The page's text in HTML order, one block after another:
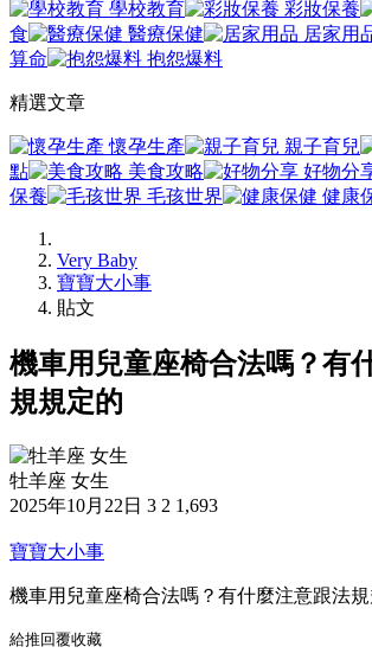
學校教育
彩妝保養
食
醫療保健 居家用
算命
抱怨爆料
精選文章
懷孕生產 親子育兒
點
美食攻略 好物分
保養
毛孩世界 健康
Very Baby
寶寶大小事
貼文
機車用兒童座椅合法嗎？有
規規定的
牡羊座 女生
2025年10月22日 3 2 1,693
寶寶大小事
機車用兒童座椅合法嗎？有什麼注意跟法
給推回覆收藏